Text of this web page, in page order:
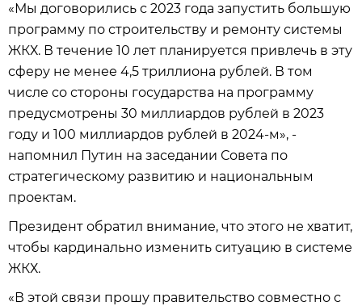
«Мы договорились с 2023 года запустить большую
программу по строительству и ремонту системы
ЖКХ. В течение 10 лет планируется привлечь в эту
сферу не менее 4,5 триллиона рублей. В том
числе со стороны государства на программу
предусмотрены 30 миллиардов рублей в 2023
году и 100 миллиардов рублей в 2024-м», -
напомнил Путин на заседании Совета по
стратегическому развитию и национальным
проектам.
Президент обратил внимание, что этого не хватит,
чтобы кардинально изменить ситуацию в системе
ЖКХ.
«В этой связи прошу правительство совместно с